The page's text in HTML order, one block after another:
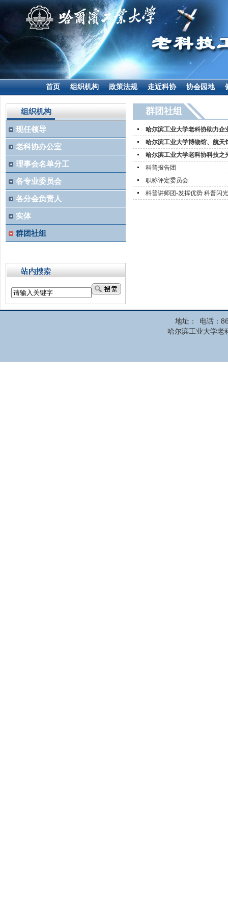
首页 组织机构 政策法规 走近科协 协会园地
组织机构
现任领导
老科协办公室
理事会名单分工
各专业委员会
各分会负责人
实体
群团社组
群团社组
哈尔滨工业大学老科协助力企
哈尔滨工业大学博物馆、航天
哈尔滨工业大学老科协科技之
科普报告团
职称评定委员会
科普讲师团-发挥优势 科普闪光
地址：
电话：
哈尔滨工业大学老